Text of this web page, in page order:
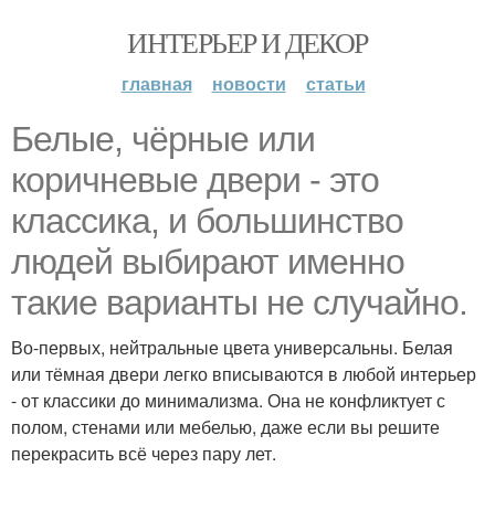
ИНТЕРЬЕР И ДЕКОР
главная новости статьи
Белые, чёрные или
коричневые двери - это
классика, и большинство
людей выбирают именно
такие варианты не случайно.
Во-первых, нейтральные цвета универсальны. Белая
или тёмная двери легко вписываются в любой интерьер
- от классики до минимализма. Она не конфликтует с
полом, стенами или мебелью, даже если вы решите
перекрасить всё через пару лет.